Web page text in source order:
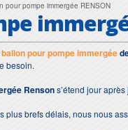
pour pompe immergée RENSON
ballon pour pompe immergée
besoin.
Rensons’étend jour
plus brefs délais, nous nous